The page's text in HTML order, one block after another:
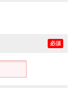
必須